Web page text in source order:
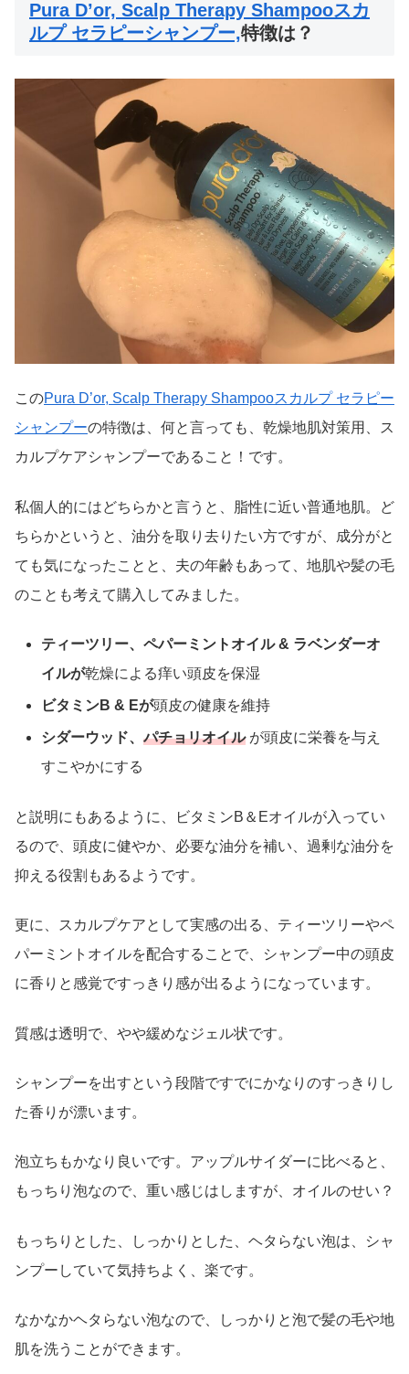
Pura D’or, Scalp Therapy Shampooスカ
ルプ セラピーシャンプー,特徴は？
このPura D’or, Scalp Therapy Shampooスカルプ セラピー
シャンプーの特徴は、何と言っても、乾燥地肌対策用、ス
カルプケアシャンプーであること！です。
私個人的にはどちらかと言うと、脂性に近い普通地肌。ど
ちらかというと、油分を取り去りたい方ですが、成分がと
ても気になったことと、夫の年齢もあって、地肌や髪の毛
のことも考えて購入してみました。
ティーツリー、ペパーミントオイル & ラベンダーオ
イルが乾燥による痒い頭皮を保湿
ビタミンB & Eが頭皮の健康を維持
シダーウッド、パチョリオイルが頭皮に栄養を与え
すこやかにする
と説明にもあるように、ビタミンB＆Eオイルが入ってい
るので、頭皮に健やか、必要な油分を補い、過剰な油分を
抑える役割もあるようです。
更に、スカルプケアとして実感の出る、ティーツリーやペ
パーミントオイルを配合することで、シャンプー中の頭皮
に香りと感覚ですっきり感が出るようになっています。
質感は透明で、やや緩めなジェル状です。
シャンプーを出すという段階ですでにかなりのすっきりし
た香りが漂います。
泡立ちもかなり良いです。アップルサイダーに比べると、
もっちり泡なので、重い感じはしますが、オイルのせい？
もっちりとした、しっかりとした、ヘタらない泡は、シャ
ンプーしていて気持ちよく、楽です。
なかなかヘタらない泡なので、しっかりと泡で髪の毛や地
肌を洗うことができます。